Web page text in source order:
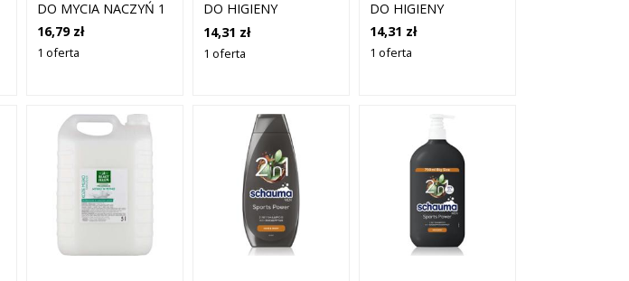
DO MYCIA NACZYŃ 1
L
16,79 zł
1 oferta
DO HIGIENY
INTYMNEJ Z
CHABREM
14,31 zł
1 oferta
DO HIGIENY
INTYMNEJ Z KORĄ
DĘBU 500ML
14,31 zł
1 oferta